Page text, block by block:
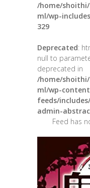
/home/
ml/wp-
329
Deprecated:
null to
deprecated in
/home/
ml/wp-
feeds/
admin-
Feed has